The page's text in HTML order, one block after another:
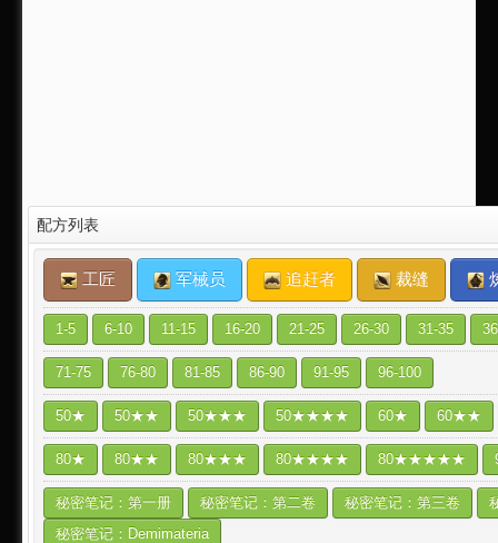
配方列表
工匠 军械员 追赶者 裁缝
1-5 6-10 11-15 16-20 21-25 26-30 31-35
71-75 76-80 81-85 86-90 91-95 96-100
50★ 50★★ 50★★★ 50★★★★ 60★ 60★★
80★ 80★★ 80★★★ 80★★★★ 80★★★★★
秘密笔记：第一册 秘密笔记：第二卷 秘密笔记：第三卷
秘密笔记：Demimateria